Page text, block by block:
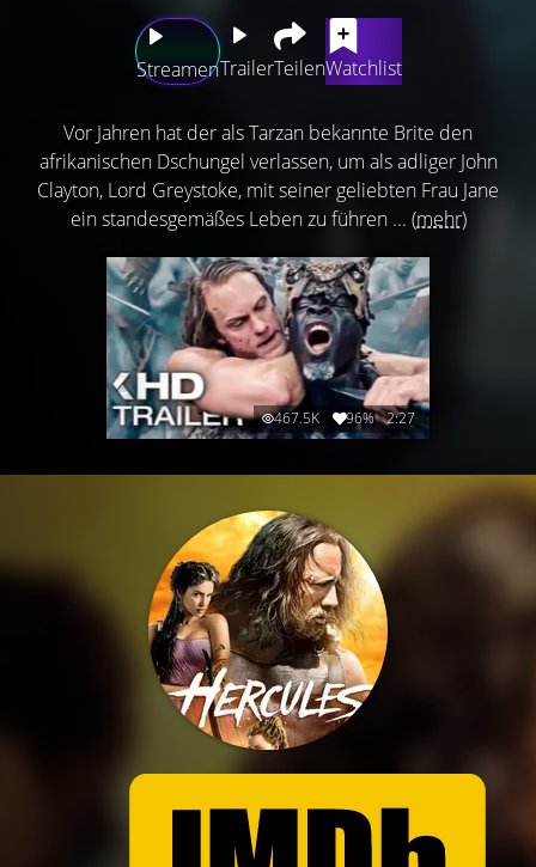
StreamenTrailerTeilenWatchlist
Vor Jahren hat der als Tarzan bekannte Brite den
afrikanischen Dschungel verlassen, um als adliger John
Clayton, Lord Greystoke, mit seiner geliebten Frau Jane
ein standesgemäßes Leben zu führen ... (mehr)
467.5K 96% 2:27